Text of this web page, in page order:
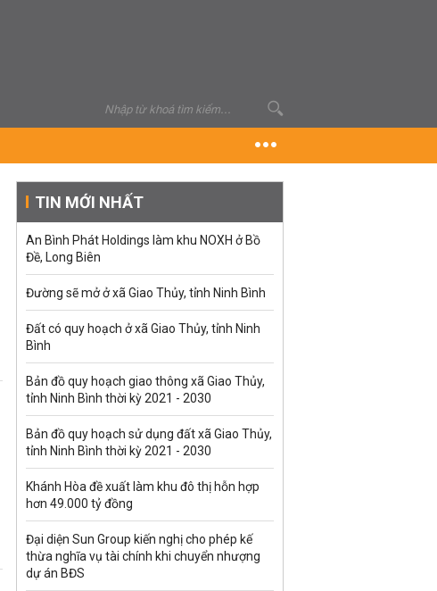
TIN MỚI NHẤT
An Bình Phát Holdings làm khu NOXH ở Bồ
Đề, Long Biên
Đường sẽ mở ở xã Giao Thủy, tỉnh Ninh Bình
Đất có quy hoạch ở xã Giao Thủy, tỉnh Ninh
Bình
Bản đồ quy hoạch giao thông xã Giao Thủy,
tỉnh Ninh Bình thời kỳ 2021 - 2030
Bản đồ quy hoạch sử dụng đất xã Giao Thủy,
tỉnh Ninh Bình thời kỳ 2021 - 2030
Khánh Hòa đề xuất làm khu đô thị hỗn hợp
hơn 49.000 tỷ đồng
Đại diện Sun Group kiến nghị cho phép kế
thừa nghĩa vụ tài chính khi chuyển nhượng
dự án BĐS